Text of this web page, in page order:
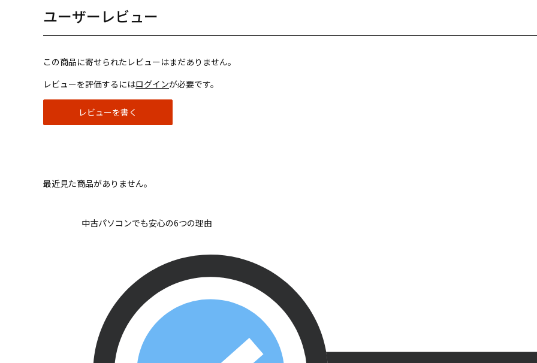
ユーザーレビュー
この商品に寄せられたレビューはまだありません。
レビューを評価するにはログインが必要です。
レビューを書く
最近見た商品がありません。
中古パソコンでも安心の6つの理由